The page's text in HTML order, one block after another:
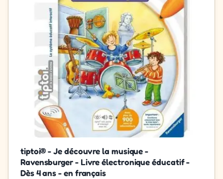
tiptoi® - Je découvre la musique -
Ravensburger - Livre électronique éducatif -
Dès 4 ans - en français